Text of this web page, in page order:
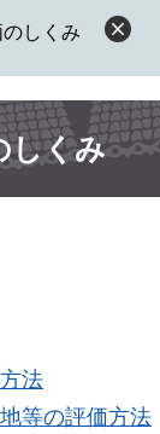
しくみ
しくみ
法
等の評価方法​